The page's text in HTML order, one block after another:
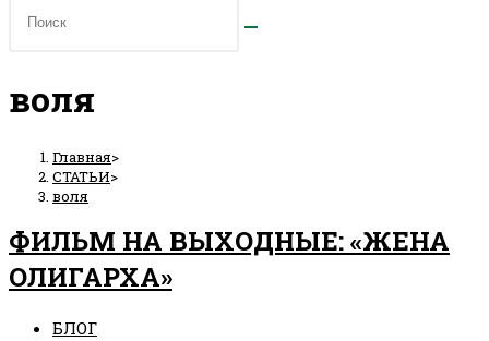
воля
Главная>
СТАТЬИ>
воля
ФИЛЬМ НА ВЫХОДНЫЕ: «ЖЕНА
ОЛИГАРХА»
Рубрика
БЛОГ